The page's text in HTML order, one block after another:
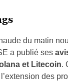
du matin
a publié ses
et Litecoin.
des